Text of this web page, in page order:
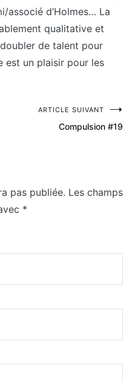
associé d’Holmes… La
qualitative et
de talent pour
est un plaisir pour les
ARTICLE SUIVANT
Compulsion #19
pas publiée. Les champs
*